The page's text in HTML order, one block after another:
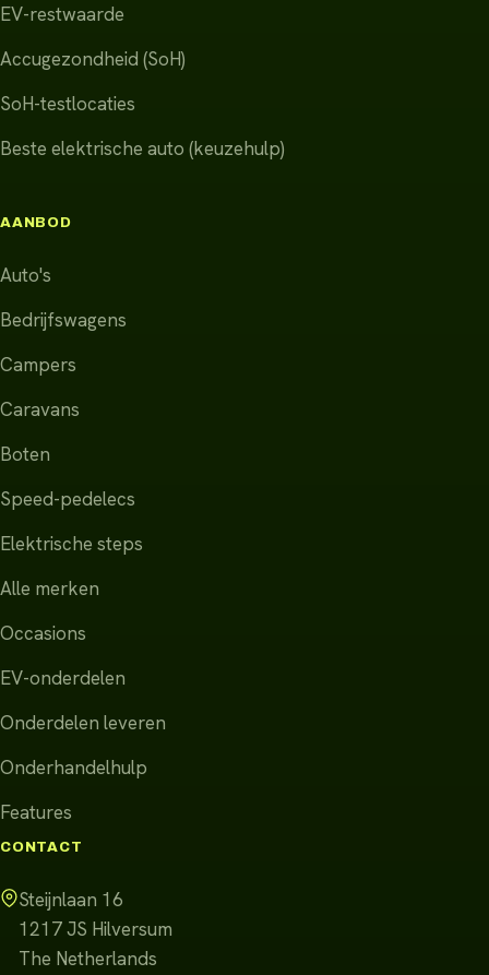
EV-restwaarde
Accugezondheid (SoH)
SoH-testlocaties
Beste elektrische auto (keuzehulp)
AANBOD
Auto's
Bedrijfswagens
Campers
Caravans
Boten
Speed-pedelecs
Elektrische steps
Alle merken
Occasions
EV-onderdelen
Onderdelen leveren
Onderhandelhulp
Features
CONTACT
Steijnlaan 16
1217 JS Hilversum
The Netherlands